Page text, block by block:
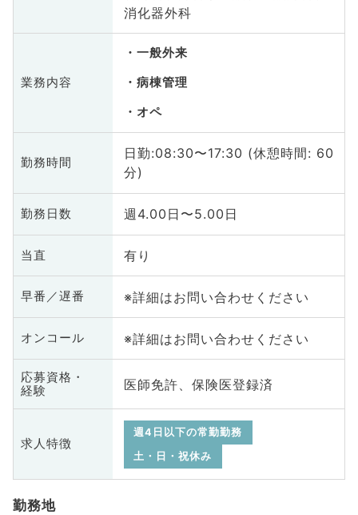
消化器外科
業務内容
一般外来
病棟管理
オペ
勤務時間
日勤:08:30〜17:30 (休憩時間: 60
分)
勤務日数 週4.00日〜5.00日
当直 有り
早番／遅番 ※詳細はお問い合わせください
オンコール ※詳細はお問い合わせください
応募資格・
経験
医師免許、保険医登録済
求人特徴
週4日以下の常勤勤務
土・日・祝休み
勤務地